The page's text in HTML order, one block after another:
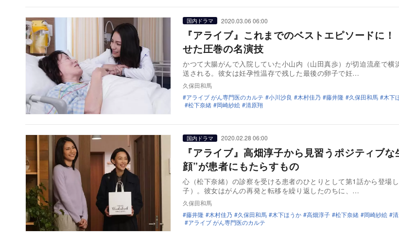
国内ドラマ 2020.03.06 06:00
『アライブ』これまでのベストエピソードに
せた圧巻の名演技
かつて大腸がんで入院していた小山内（山田真歩）が切迫流産で横
送される。彼女は妊孕性温存で残した最後の卵子で妊…
久保田和馬
アライブ がん専門医のカルテ
小川沙良 木村佳乃 藤井隆 久保田和馬 木下
松下奈緒
岡崎紗絵 清原翔
国内ドラマ 2020.02.28 06:00
『アライブ』高畑淳子から見習うポジティブ
顔”が患者にもたらすもの
心（松下奈緒）の診察を受ける患者のひとりとして第1話から登場
子）。彼女はがんの再発と転移を繰り返したのちに、…
久保田和馬
藤井隆
木村佳乃 久保田和馬 木下ほうか 高畑淳子 松下奈緒 岡崎紗絵
アライブ がん専門医のカルテ